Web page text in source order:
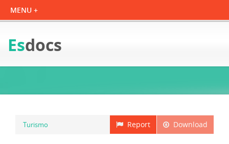
Esdocs
Download
Report
Turismo